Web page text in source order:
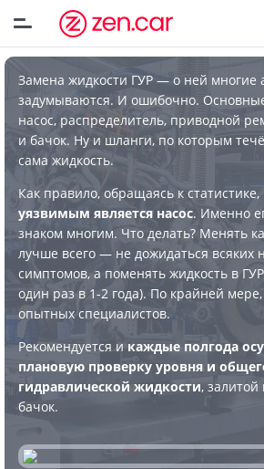
Замена жидкости ГУР — о ней многие
задумываются. И ошибочно.
насос, распределитель, приводной
и бачок. Ну и шланги, по которым
сама жидкость.
Как правило, обращаясь к статистике,
уязвимым является насос. Именно
знаком многим. Что делать? Менять
лучше всего — не дожидаться всяких
симптомов, а поменять жидкость в
один раз в 1-2 года). По крайней мере,
опытных специалистов.
Рекомендуется и каждые полгода
плановую проверку уровня и
гидравлической жидкости,
бачок.